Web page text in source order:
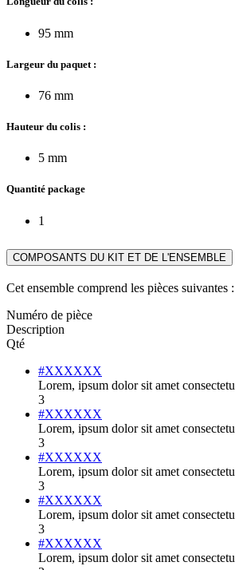
95 mm
Largeur du paquet :
76 mm
Hauteur du colis :
5 mm
Quantité package
1
COMPOSANTS DU KIT ET DE L'ENSEMBLE
Cet ensemble comprend les pièces suivantes :
Numéro de pièce
Description
Qté
#XXXXXX
Lorem, ipsum dolor sit amet
3
#XXXXXX
Lorem, ipsum dolor sit amet
3
#XXXXXX
Lorem, ipsum dolor sit amet
3
#XXXXXX
Lorem, ipsum dolor sit amet
3
#XXXXXX
Lorem, ipsum dolor sit amet